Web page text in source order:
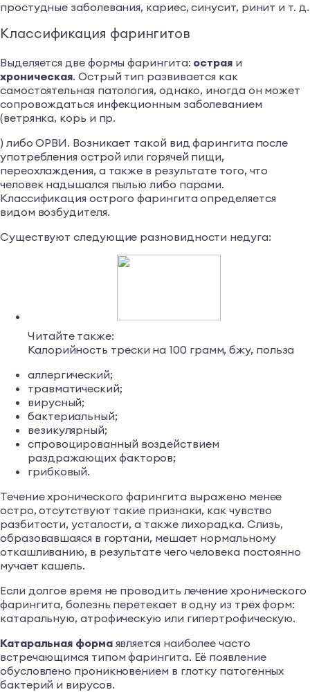
простудные заболевания, кариес, синусит, ринит и т. д.
Классификация фарингитов
Выделяется две формы фарингита: остраяи
хроническая. Острый тип развивается как
самостоятельная патология, однако, иногда он может
сопровождаться инфекционным заболеванием
(ветрянка, корь и пр.
) либо ОРВИ. Возникает такой вид фарингита после
употребления острой или горячей пищи,
переохлаждения, а также в результате того, что
человек надышался пылью либо парами.
Классификация острого фарингита определяется
видом возбудителя.
Существуют следующие разновидности недуга:
Читайте также:
Калорийность трески на 100 грамм, бжу, польза
аллергический;
травматический;
вирусный;
бактериальный;
везикулярный;
спровоцированный воздействием
раздражающих факторов;
грибковый.
Течение хронического фарингита выражено менее
остро, отсутствуют такие признаки, как чувство
разбитости, усталости, а также лихорадка. Слизь,
образовавшаяся в гортани, мешает нормальному
откашливанию, в результате чего человека постоянно
мучает кашель.
Если долгое время не проводить лечение хронического
фарингита, болезнь перетекает в одну из трёх форм:
катаральную, атрофическую или гипертрофическую.
Катаральная формаявляется наиболее часто
встречающимся типом фарингита. Её появление
обусловлено проникновением в глотку патогенных
бактерий и вирусов.